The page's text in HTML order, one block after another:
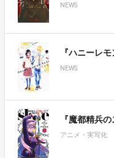
NEWS
『ハニーレ
NEWS
『魔都精兵
アニメ・実写化